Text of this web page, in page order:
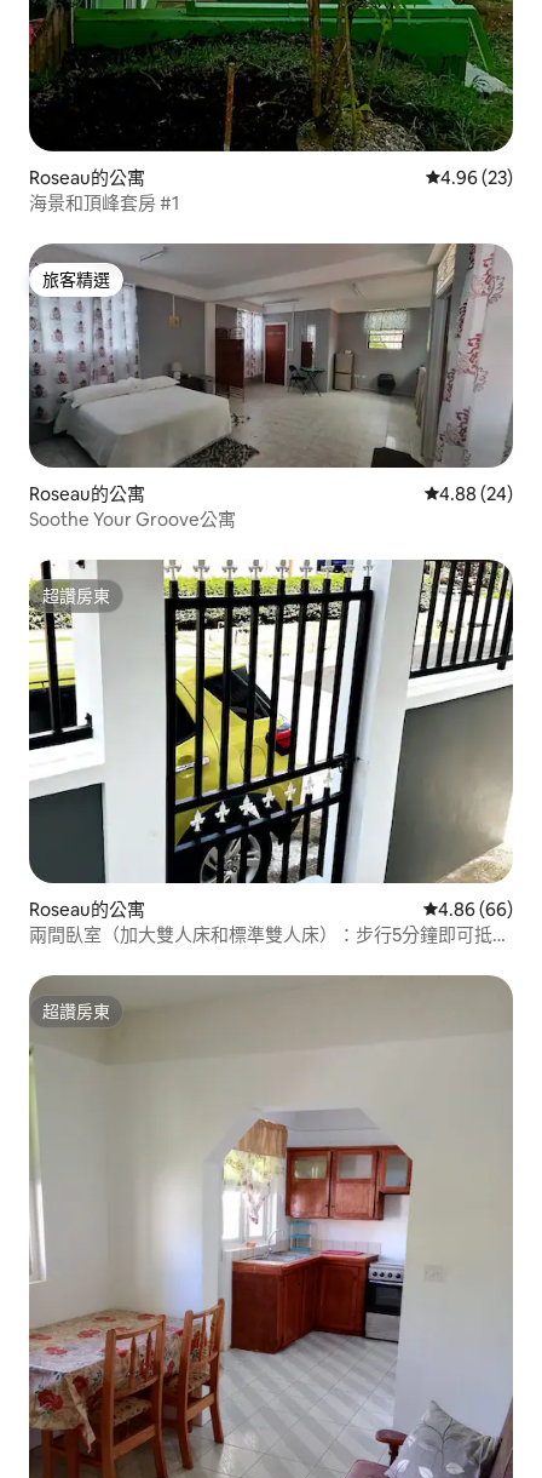
Roseau的公寓 從 23 則評價
4.96 (23)
海景和頂峰套房 #1
旅客精選
旅客精選
Roseau的公寓 從 24 則評價
4.88 (24)
Soothe Your Groove公寓
超讚房東
超讚房東
Roseau的公寓 從 66 則評價
4.86 (66)
兩間臥室（加大雙人床和標準雙人床）：步行5分鐘即可抵達
超讚房東
超讚房東